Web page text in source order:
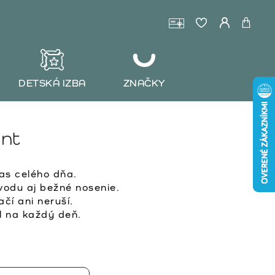
DETSKÁ IZBA ZNAČKY
celého dňa.
aj bežné nosenie.
ani neruší.
každý deň.